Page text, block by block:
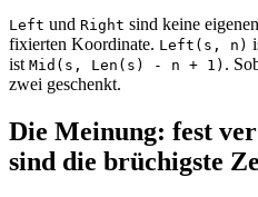
Left und Right sind keine
fixierten Koordinate. Left(s, n)
ist Mid(s, Len(s) - n + 1) .
zwei geschenkt.
Die Meinung: fest
sind die brüchigste